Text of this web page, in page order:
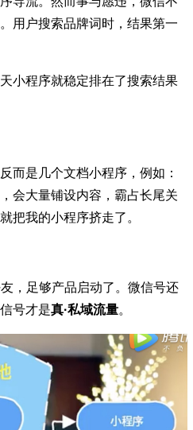
用户搜索品牌词时，结果第一
小程序就稳定排在了搜索结果
而是几个文档小程序，例如：
会大量铺设内容，霸占长尾关
把我的小程序挤走了。
，足够产品启动了。微信号还
号才是真·私域流量。